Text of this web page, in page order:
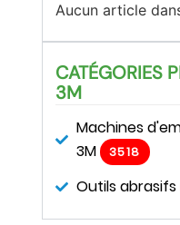
Aucun article
CATÉGORIES
3M
Machines
3M
3518
Outils abrasifs